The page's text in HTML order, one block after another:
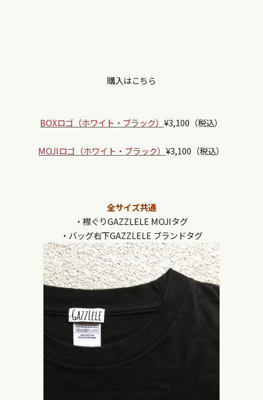
購入はこちら
BOXロゴ（ホワイト・ブラック） ¥3,100（税込）
MOJIロゴ（ホワイト・ブラック） ¥3,100（税込）
全サイズ共通
・襟ぐりGAZZLELE MOJIタグ
・バッグ右下GAZZLELE ブランドタグ